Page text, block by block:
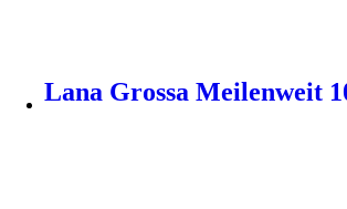
Lana Grossa Meilenweit